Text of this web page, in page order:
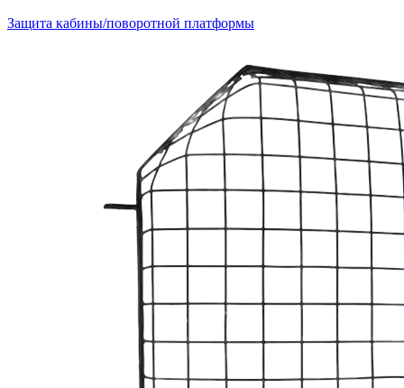
Защита кабины/поворотной платформы